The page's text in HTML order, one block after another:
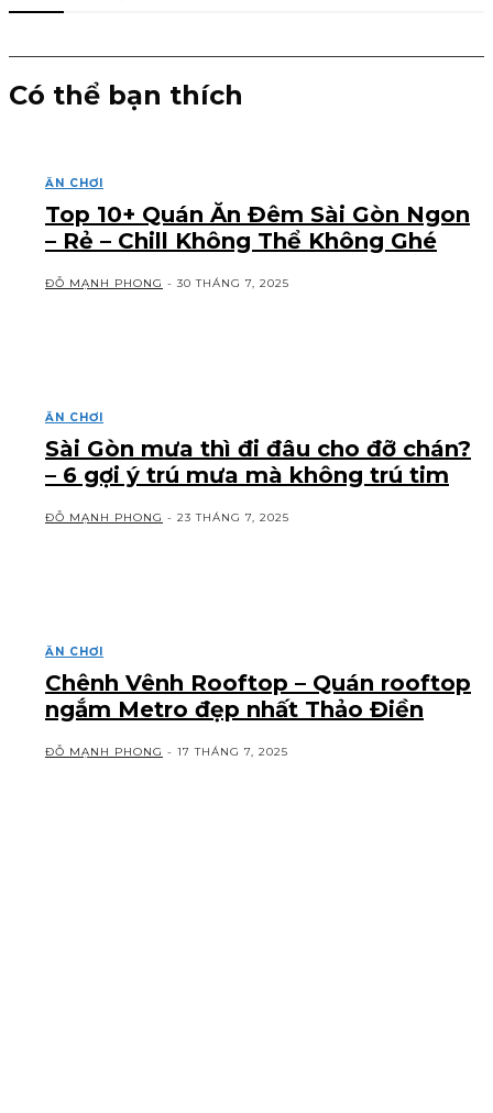
Có thể bạn thích
ĂN CHƠI
Top 10+ Quán Ăn Đêm Sài Gòn Ngon
– Rẻ – Chill Không Thể Không Ghé
ĐỖ MẠNH PHONG - 30 THÁNG 7, 2025
ĂN CHƠI
Sài Gòn mưa thì đi đâu cho đỡ chán?
– 6 gợi ý trú mưa mà không trú tim
ĐỖ MẠNH PHONG - 23 THÁNG 7, 2025
ĂN CHƠI
Chênh Vênh Rooftop – Quán rooftop
ngắm Metro đẹp nhất Thảo Điền
ĐỖ MẠNH PHONG - 17 THÁNG 7, 2025